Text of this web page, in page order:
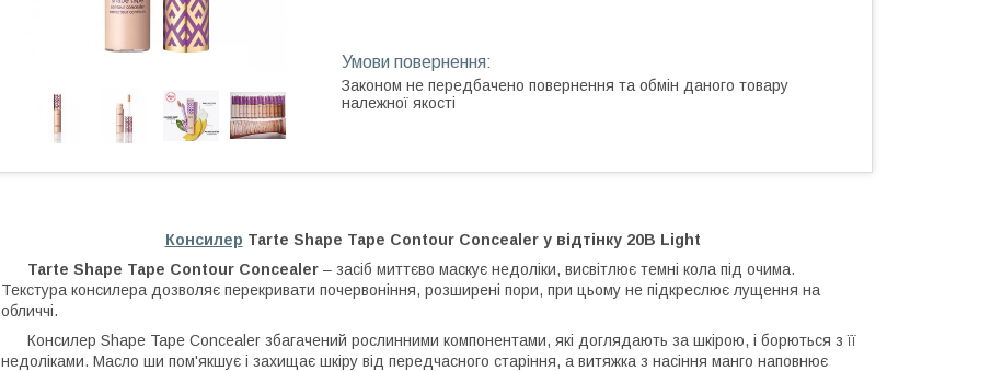
Законом не передбачено повернення та обмін даного товару
належної якості
Консилер Tarte Shape Tape Contour Concealer у відтінку 20B Light
Tarte Shape Tape Contour Concealer – засіб миттєво маскує недоліки, висвітлює темні кола під очима.
Текстура консилера дозволяє перекривати почервоніння, розширені пори, при цьому не підкреслює лущення на
обличчі.
Консилер Shape Tape Concealer збагачений рослинними компонентами, які доглядають за шкірою, і борються з її
недоліками. Масло ши пом'якшує і захищає шкіру від передчасного старіння, а витяжка з насіння манго наповнює